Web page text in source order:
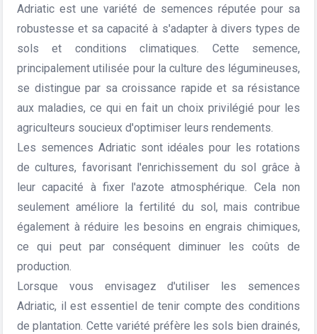
Adriatic est une variété de semences réputée pour sa
robustesse et sa capacité à s'adapter à divers types de
sols et conditions climatiques. Cette semence,
principalement utilisée pour la culture des légumineuses,
se distingue par sa croissance rapide et sa résistance
aux maladies, ce qui en fait un choix privilégié pour les
agriculteurs soucieux d'optimiser leurs rendements.
Les semences Adriatic sont idéales pour les rotations
de cultures, favorisant l'enrichissement du sol grâce à
leur capacité à fixer l'azote atmosphérique. Cela non
seulement améliore la fertilité du sol, mais contribue
également à réduire les besoins en engrais chimiques,
ce qui peut par conséquent diminuer les coûts de
production.
Lorsque vous envisagez d'utiliser les semences
Adriatic, il est essentiel de tenir compte des conditions
de plantation. Cette variété préfère les sols bien drainés,